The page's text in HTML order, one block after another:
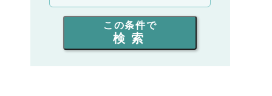
出力を選ぶ
同時通話人数を選ぶ
この条件で
検索